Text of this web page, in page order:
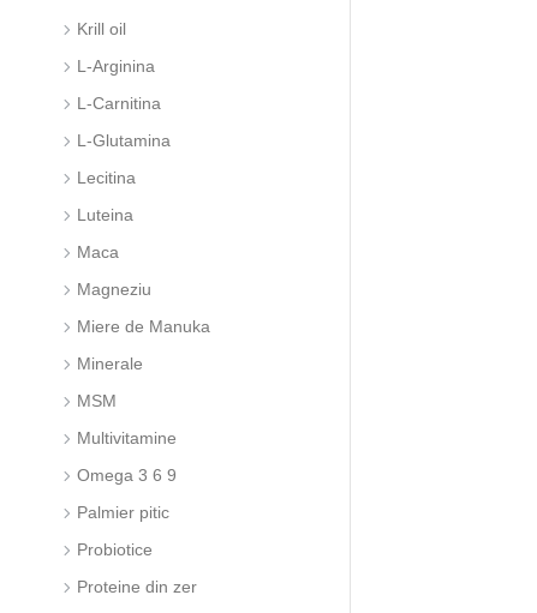
Krill oil
L-Arginina
L-Carnitina
L-Glutamina
Lecitina
Luteina
Maca
Magneziu
Miere de Manuka
Minerale
MSM
Multivitamine
Omega 3 6 9
Palmier pitic
Probiotice
Proteine din zer